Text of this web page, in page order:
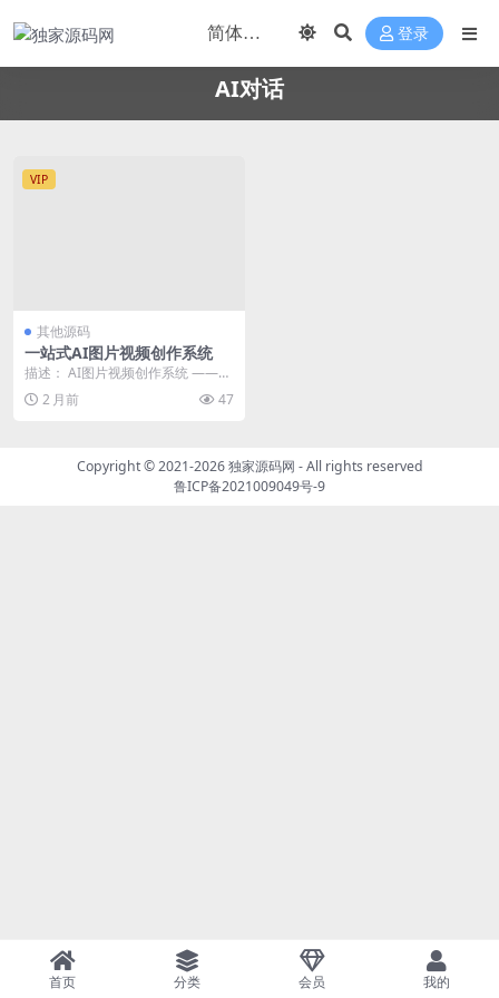
登录
AI对话
VIP
其他源码
一站式AI图片视频创作系统
描述： AI图片视频创作系统 ——
从创作到变现，一站贯通 🎨 用户
端 图片生成...
2 月前 47
Copyright © 2021-2026独家源码网 - All rights reserved
鲁ICP备2021009049号-9
首页 分类 会员 我的